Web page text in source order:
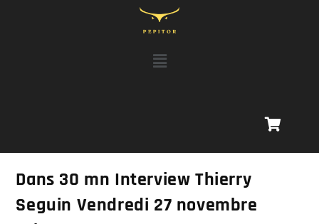
Dans 30 mn Interview Thierry
Seguin Vendredi 27 novembre